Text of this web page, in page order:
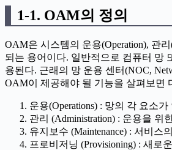
1-1. OAM의 정의
OAM은 시스템의 운용(Operation), 관
되는 용어이다. 일반적으로 컴퓨터 망
용된다. 근래의 망 운용 센터(NOC,
OAM이 제공해야 될 기능을 살펴보면
운용(Operations) : 망의 각 요소
관리 (Administration) : 운용을 위
유지보수 (Maintenance) : 서비스
프로비저닝 (Provisioning) : 새로